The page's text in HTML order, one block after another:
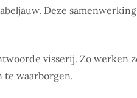
Deze
visserij. Zo werken
waarborgen.